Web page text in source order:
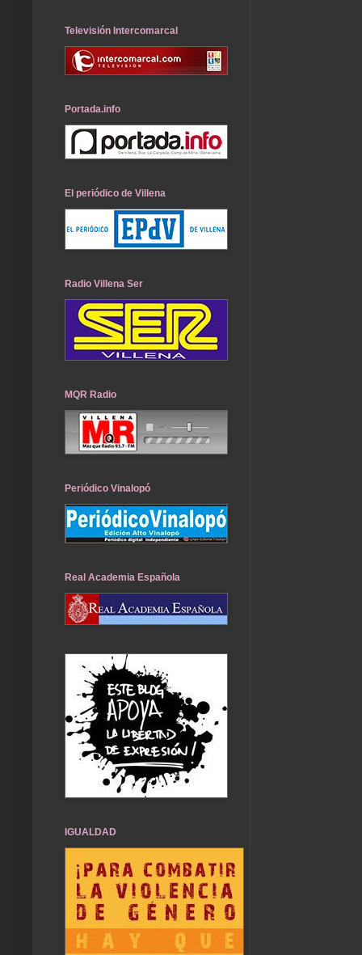
Televisión Intercomarcal
Portada.info
El periódico de Villena
Radio Villena Ser
MQR Radio
Periódico Vinalopó
Real Academia Española
IGUALDAD